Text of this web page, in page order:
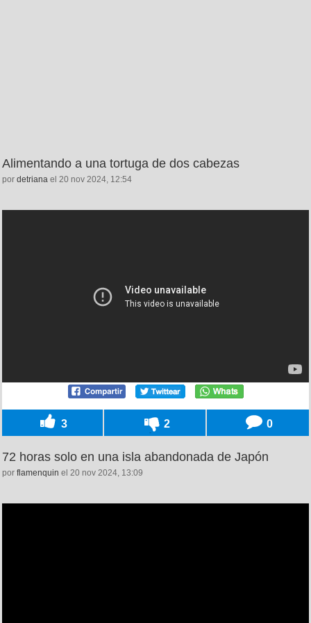
Alimentando a una tortuga de dos cabezas
por detriana el 20 nov 2024, 12:54
3 2 0
72 horas solo en una isla abandonada de Japón
por flamenquin el 20 nov 2024, 13:09